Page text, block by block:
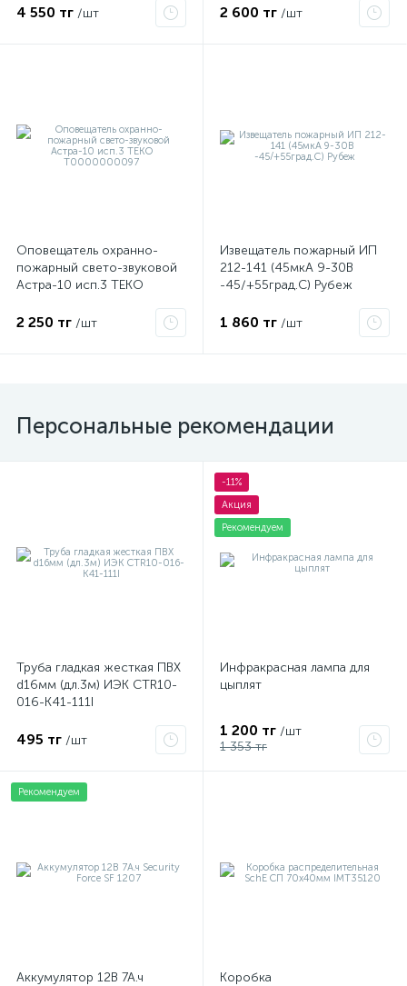
Болид 224800
4 550 тг /шт 2 600 тг /шт
Оповещатель охранно-
пожарный свето-звуковой
Астра-10 исп.3 ТЕКО
2 250 тг /шт
Извещатель пожарный ИП
212-141 (45мкА 9-30В
-45/+55град.C) Рубеж
1 860 тг /шт
Персональные рекомендации
Труба гладкая жесткая ПВХ
d16мм (дл.3м) ИЭК CTR10-
016-K41-111I
495 тг /шт
-11%
Акция
Рекомендуем
Инфракрасная лампа для
цыплят
1 200 тг /шт
1 353 тг
Рекомендуем
Аккумулятор 12В 7А.ч
Коробка